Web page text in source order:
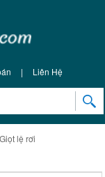
| Liên Hệ
lệ rơi